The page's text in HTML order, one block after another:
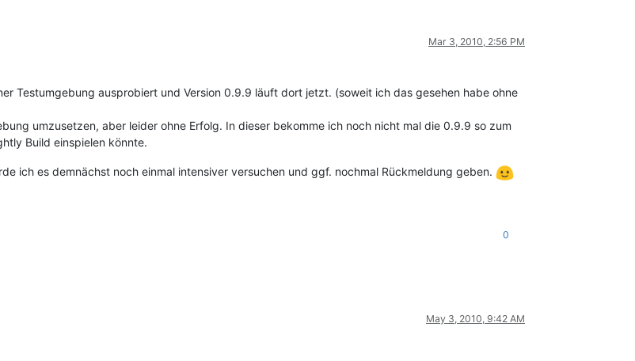
Mar 3, 2010, 2:56 PM
Testumgebung ausprobiert und Version 0.9.9 läuft dort jetzt. (soweit ich das gesehen habe ohne
umzusetzen, aber leider ohne Erfolg. In dieser bekomme ich noch nicht mal die 0.9.9 so zum
Build einspielen könnte.
ich es demnächst noch einmal intensiver versuchen und ggf. nochmal Rückmeldung geben.
0
May 3, 2010, 9:42 AM